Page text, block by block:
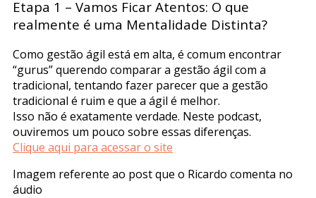
Etapa 1 – Vamos Ficar Atentos: O que
realmente é uma Mentalidade Distinta?
Como gestão ágil está em alta, é comum encontrar
“gurus” querendo comparar a gestão ágil com a
tradicional, tentando fazer parecer que a gestão
tradicional é ruim e que a ágil é melhor.
Isso não é exatamente verdade. Neste podcast,
ouviremos um pouco sobre essas diferenças.
Clique aqui para acessar o site
Imagem referente ao post que o Ricardo comenta no
áudio